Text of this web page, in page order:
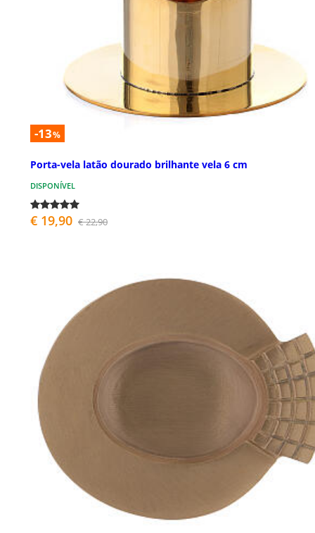
-13%
Porta-vela latão dourado brilhante vela 6 cm
DISPONÍVEL
€ 19,90 € 22,90